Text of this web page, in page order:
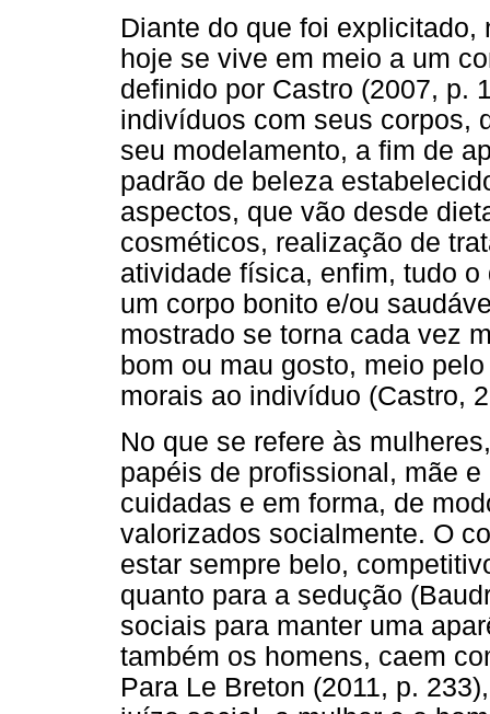
Diante do que foi
hoje se vive em meio a um
definido por Castro (2007, p.
indivíduos com seus corpos,
seu modelamento, a fim de
padrão de beleza
aspectos, que vão desde
cosméticos, realização de
atividade física, enfim, tudo
um corpo bonito e/ou
mostrado se torna cada vez
bom ou mau gosto, meio
morais ao indivíduo (Castro,
No que se refere às
papéis de profissional, mãe
cuidadas e em forma, de
valorizados socialmente. O
estar sempre belo,
quanto para a sedução
sociais para manter uma
também os homens, caem
Para Le Breton (2011, p.